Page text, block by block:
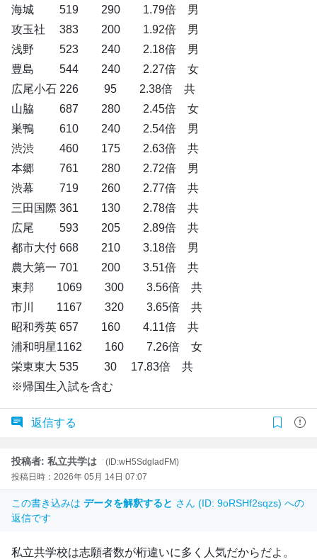
海城 519 290 1.79倍 男
攻玉社 383 200 1.92倍 男
浅野 523 240 2.18倍 男
豊島 544 240 2.27倍 女
広尾小石 226 95 2.38倍 共
山脇 687 280 2.45倍 女
巣鴨 610 240 2.54倍 男
渋渋 460 175 2.63倍 共
本郷 761 280 2.72倍 男
渋幕 719 260 2.77倍 共
三田国際 361 130 2.78倍 共
広尾 593 205 2.89倍 共
都市大付 668 210 3.18倍 男
農大第一 701 200 3.51倍 共
東邦 1069 300 3.56倍 共
市川 1167 320 3.65倍 共
昭和秀英 657 160 4.11倍 共
浦和明星1162 160 7.26倍 女
栄東東大 535 30 17.83倍 共
※帰国生入試を含む
返信する
投稿者: 私立共学は
(ID:wH5SdgladFM)
投稿日時：2026年 05月 14日 07:07
この書き込みは データを解釈すると さん (ID: 9oRSHf2sqzs) への
返信です
私立共学校は志願者数が桁違いに多く人気だからだよ。